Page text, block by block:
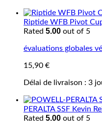
Riptide WFB Pivot
Rated 5.00 out of 5
évaluations globales
15,90 €
Délai de livraison : 3
PERALTA SSF Kevin
Rated 5.00 out of 5